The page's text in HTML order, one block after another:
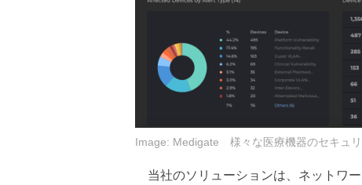
Image: Medigate 様々な医療機器のセキュリ
当社のソリューションは、ネットワ